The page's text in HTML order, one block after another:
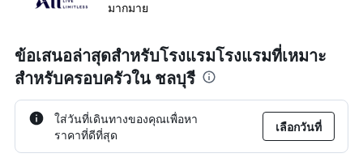
มากมาย
ข้อเสนอล่าสุดสำหรับโรงแรมโรงแรมที่เหมาะ
สำหรับครอบครัวใน ชลบุรี
ใส่วันที่เดินทางของคุณเพื่อหา
ราคาที่ดีที่สุด
เลือกวันที่